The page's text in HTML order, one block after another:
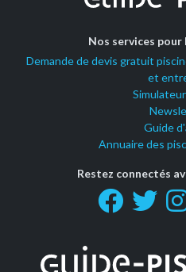
Nos services
Demande de devis gratuit
et
Guide
Annuaire des
Restez connectés